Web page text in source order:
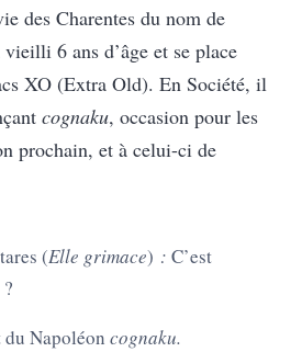
des Charentes du nom de
6 ans d’âge et se place
XO (Extra Old). En Société, il
cognaku, occasion pour les
prochain, et à celui-ci de
(Elle grimace) : C’est
du Napoléon cognaku.